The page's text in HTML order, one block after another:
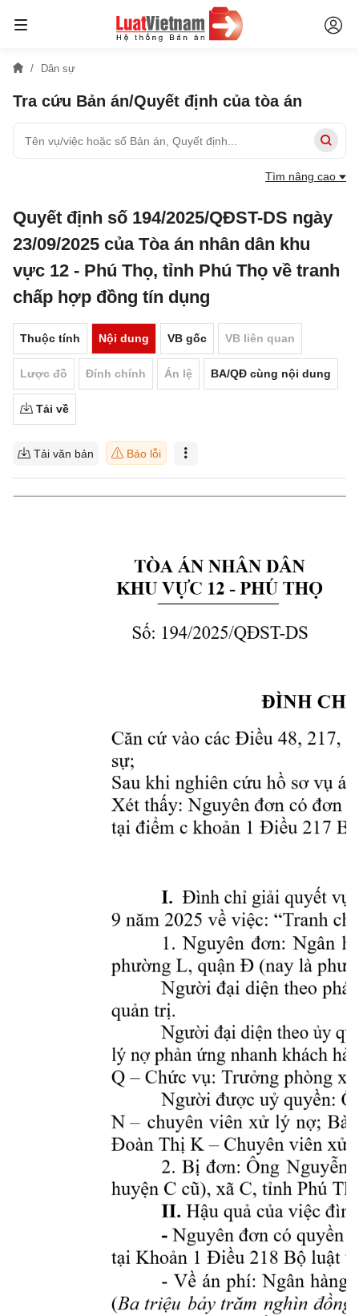
Dân sự
Tra cứu Bản án/Quyết định của tòa án
Tìm nâng cao
Quyết định số 194/2025/QĐST-DS ngày
23/09/2025 của Tòa án nhân dân khu
vực 12 - Phú Thọ, tỉnh Phú Thọ về tranh
chấp hợp đồng tín dụng
Thuộc tính Nội dung VB gốc VB liên quan
Lược đồ Đính chính Án lệ BA/QĐ cùng nội dung
Tải về
Tải văn bản Báo lỗi